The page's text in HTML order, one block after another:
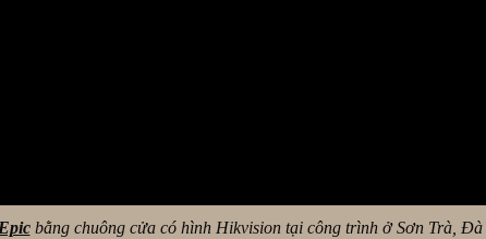
bằng chuông cửa có hình Hikvision tại công trình ở Sơn Trà, Đà